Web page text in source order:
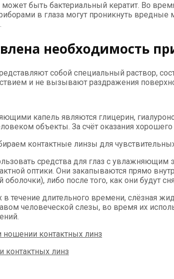
быть бактериальный кератит. Во
в глаза могут проникнуть
необходимость
собой специальный раствор,
и не вызывают раздражения
капель являются глицерин,
объекты. За счёт оказания
контактные линзы для
средства для глаз с
оптики. Они закапываются прямо
оболочки), либо после того, как они будут
в течение длительного времени,
человеческой слезы, во время их